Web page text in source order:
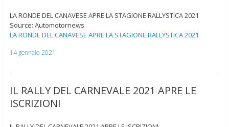
LA RONDE DEL CANAVESE APRE LA STAGIONE RALLYSTICA 2021
Source: Automotornews
LA RONDE DEL CANAVESE APRE LA STAGIONE RALLYSTICA 2021
14 gennaio 2021
IL RALLY DEL CARNEVALE 2021 APRE LE
ISCRIZIONI